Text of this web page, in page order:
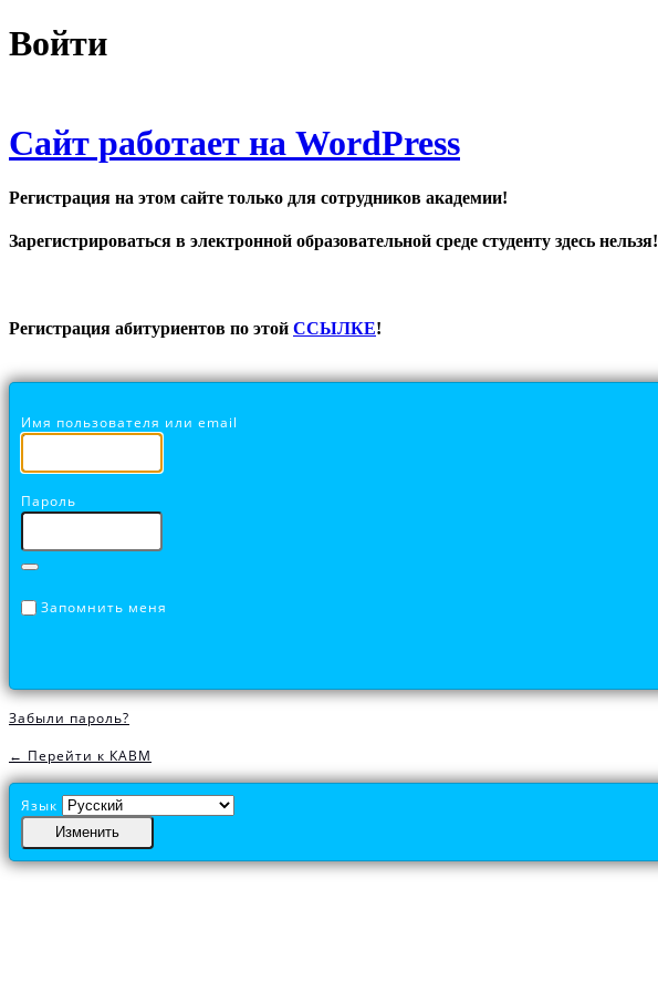
Войти
Сайт работает на WordPress
Регистрация на этом сайте только для сотрудников академии!
Зарегистрироваться в электронной образовательной среде студенту здесь нельзя!
Регистрация абитуриентов по этой ССЫЛКЕ!
Имя пользователя или email
Пароль
Запомнить меня
Забыли пароль?
← Перейти к КАВМ
Язык